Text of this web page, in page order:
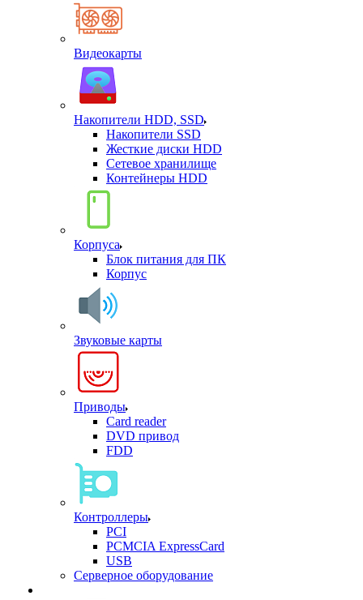
Видеокарты
Накопители HDD, SSD
Накопители SSD
Жесткие диски HDD
Сетевое хранилище
Контейнеры HDD
Корпуса
Блок питания для ПК
Корпус
Звуковые карты
Приводы
Card reader
DVD привод
FDD
Контроллеры
PCI
PCMCIA ExpressCard
USB
Cерверное оборудование